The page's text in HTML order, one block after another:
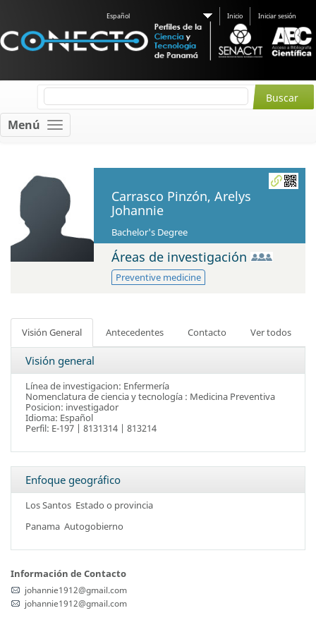
Español Inicio Iniciar sesión
Menú
Carrasco Pinzón, Arelys
Johannie
Bachelor's Degree
Áreas de investigación
Preventive medicine
Visión General Antecedentes Contacto Ver todos
Visión general
Línea de investigacion: Enfermería
Nomenclatura de ciencia y tecnología : Medicina Preventiva
Posicion: investigador
Idioma: Español
Perfil: E-197 | 8131314 | 813214
Enfoque geográfico
Los Santos Estado o provincia
Panama Autogobierno
Información de Contacto
johannie1912@gmail.com
johannie1912@gmail.com